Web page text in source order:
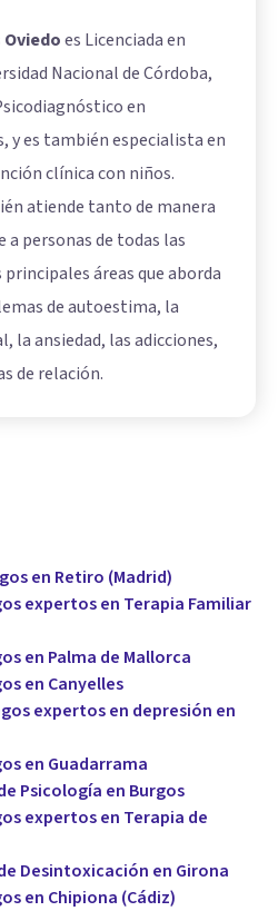
es Licenciada en
Nacional de Córdoba,
en
y es también especialista en
clínica con niños.
atiende tanto de manera
personas de todas las
principales áreas que aborda
de autoestima, la
la ansiedad, las adicciones,
de relación.
en Retiro (Madrid)
expertos en Terapia Familiar
en Palma de Mallorca
en Canyelles
expertos en depresión en
en Guadarrama
Psicología en Burgos
expertos en Terapia de
Desintoxicación en Girona
en Chipiona (Cádiz)